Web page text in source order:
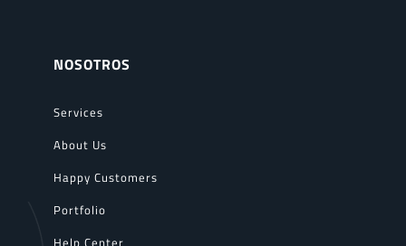
NOSOTROS
Services
About Us
Happy Customers
Portfolio